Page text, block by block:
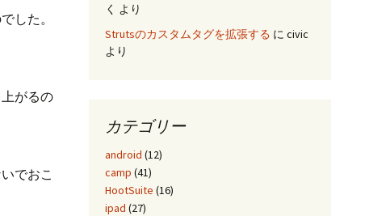
した。
がるの
でおこ
く より
Strutsのカスタムタグを拡張する に civic
より
カテゴリー
android (12)
camp (41)
HootSuite (16)
ipad (27)